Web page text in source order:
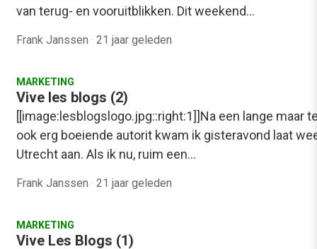
van terug- en vooruitblikken. Dit weekend…
Frank Janssen · 21 jaar geleden
MARKETING
Vive les blogs (2)
[[image:lesblogslogo.jpg::right:1]]Na een lange maar
ook erg boeiende autorit kwam ik gisteravond laat
Utrecht aan. Als ik nu, ruim een…
Frank Janssen · 21 jaar geleden
MARKETING
Vive Les Blogs (1)